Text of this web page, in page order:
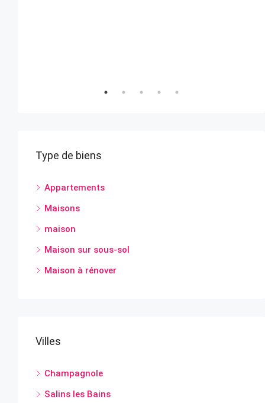
Type de biens
Appartements
Maisons
maison
Maison sur sous-sol
Maison à rénover
Villes
Champagnole
Salins les Bains